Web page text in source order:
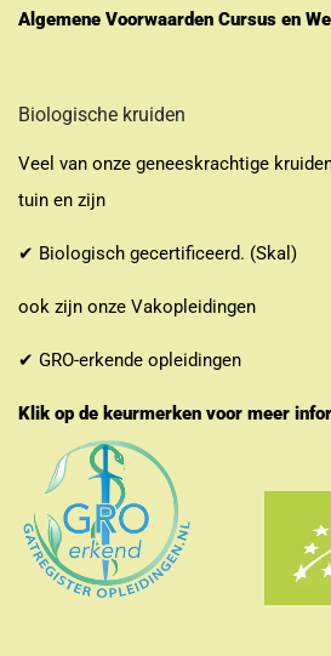
Algemene Voorwaarden Cursus en
Biologische kruiden
Veel van onze geneeskrachtige
tuin en zijn
✔ Biologisch gecertificeerd. (Skal)
ook zijn onze Vakopleidingen
✔ GRO-erkende opleidingen
Klik op de keurmerken voor meer